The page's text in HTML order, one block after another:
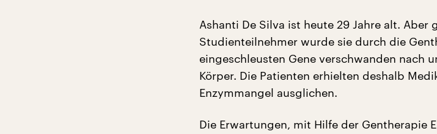
Ashanti De Silva ist heute 29 Jahre alt. Aber
Studienteilnehmer wurde sie durch die
eingeschleusten Gene verschwanden nach
Körper. Die Patienten erhielten deshalb
Enzymmangel ausglichen.
Die Erwartungen, mit Hilfe der Gentherapie